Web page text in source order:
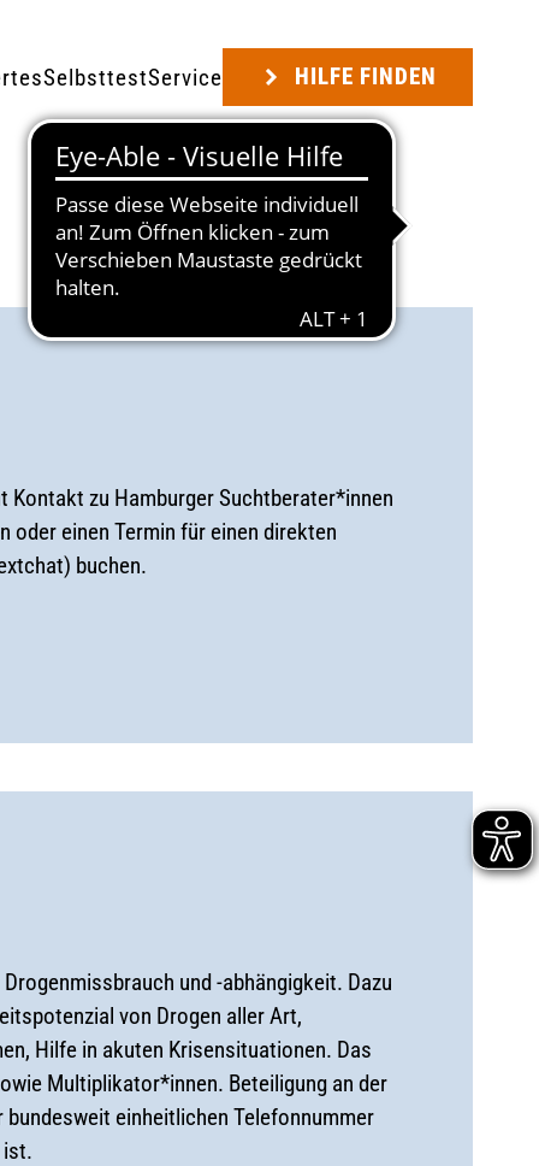
SelbsttestService HILFE FINDEN
Kontakt zu Hamburger Suchtberater*innen
oder einen Termin für einen direkten
buchen.
und -abhängigkeit. Dazu
von Drogen aller Art,
Hilfe in akuten Krisensituationen. Das
Multiplikator*innen. Beteiligung an der
einheitlichen Telefonnummer
ist.